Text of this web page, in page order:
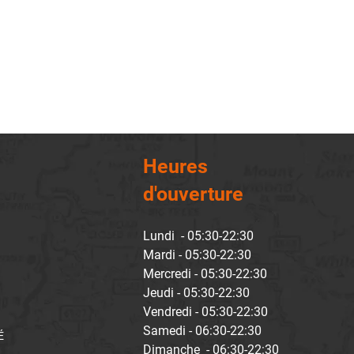
Heures
d'ouverture
Lundi - 05:30-22:30
Mardi - 05:30-22:30
Mercredi - 05:30-22:30
Jeudi - 05:30-22:30
Vendredi - 05:30-22:30
Samedi - 06:30-22:30
Dimanche - 06:30-22:30